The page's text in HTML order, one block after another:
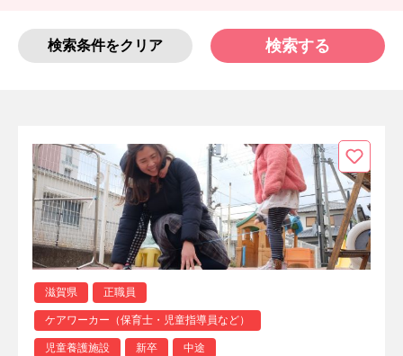
検索条件をクリア 検索する
滋賀県 正職員
ケアワーカー（保育士・児童指導員など）
児童養護施設 新卒 中途